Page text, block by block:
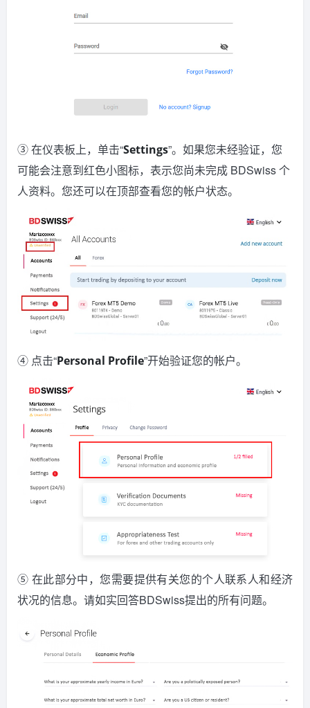
③ 在仪表板上，单击“Settings”。如果您未经验证，您
可能会注意到红色小图标，表示您尚未完成 BDSwiss 个
人资料。您还可以在顶部查看您的帐户状态。
④ 点击“Personal Profile”开始验证您的帐户。
⑤ 在此部分中，您需要提供有关您的个人联系人和经济
状况的信息。请如实回答BDSwiss提出的所有问题。